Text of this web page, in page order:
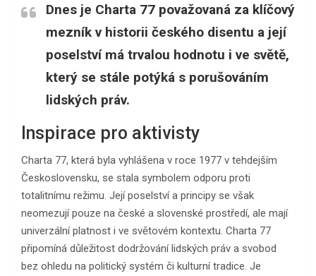
Dnes je Charta 77 považovaná za klíčový
mezník v historii českého disentu a její
poselství má trvalou hodnotu i ve světě,
který se stále potýká s porušováním
lidských práv.
Inspirace pro aktivisty
Charta 77, která byla vyhlášena v roce 1977 v tehdejším
Československu, se stala symbolem odporu proti
totalitnímu režimu. Její poselství a principy se však
neomezují pouze na české a slovenské prostředí, ale mají
univerzální platnost i ve světovém kontextu. Charta 77
připomíná důležitost dodržování lidských práv a svobod
bez ohledu na politický systém či kulturní tradice. Je